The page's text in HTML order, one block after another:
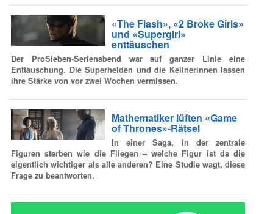
«The Flash», «2 Broke Girls»
und «Supergirl»
enttäuschen
Der ProSieben-Serienabend war auf ganzer Linie eine
Enttäuschung. Die Superhelden und die Kellnerinnen lassen
ihre Stärke von vor zwei Wochen vermissen.
Mathematiker lüften «Game
of Thrones»-Rätsel
In einer Saga, in der zentrale
Figuren sterben wie die Fliegen – welche Figur ist da die
eigentlich wichtiger als alle anderen? Eine Studie wagt, diese
Frage zu beantworten.